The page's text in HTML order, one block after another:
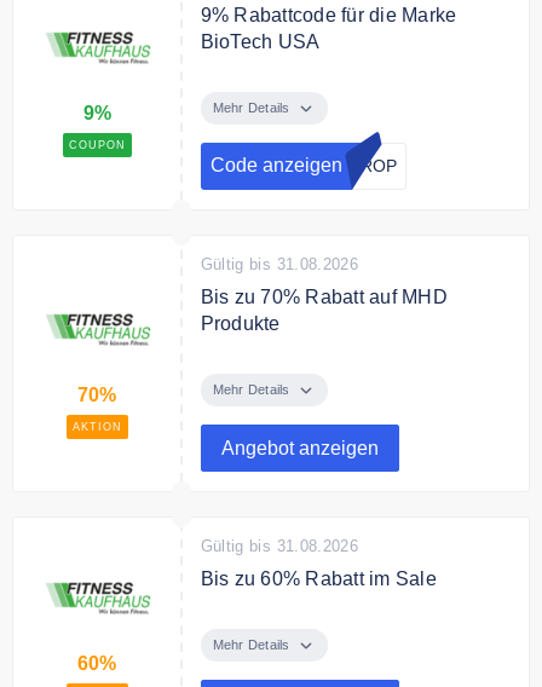
9%
COUPON
9% Rabattcode für die Marke
BioTech USA
für die Marke BioTech USA.
Mehr Details
Code anzeigen DROP
70%
AKTION
Gültig bis 31.08.2026
Bis zu 70% Rabatt auf MHD
Produkte
Produkte. Jetzt schnell sein und
Mehr Details
Angebot anzeigen
60%
Gültig bis 31.08.2026
Bis zu 60% Rabatt im Sale
bis zu 60% auf ausgewählte
Mehr Details